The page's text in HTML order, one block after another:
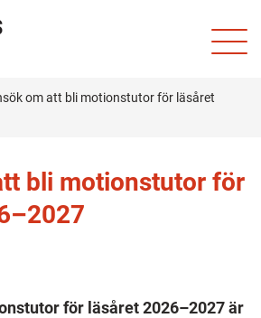
om att bli motionstutor för läsåret
bli motionstutor för
för läsåret 2026–2027 är